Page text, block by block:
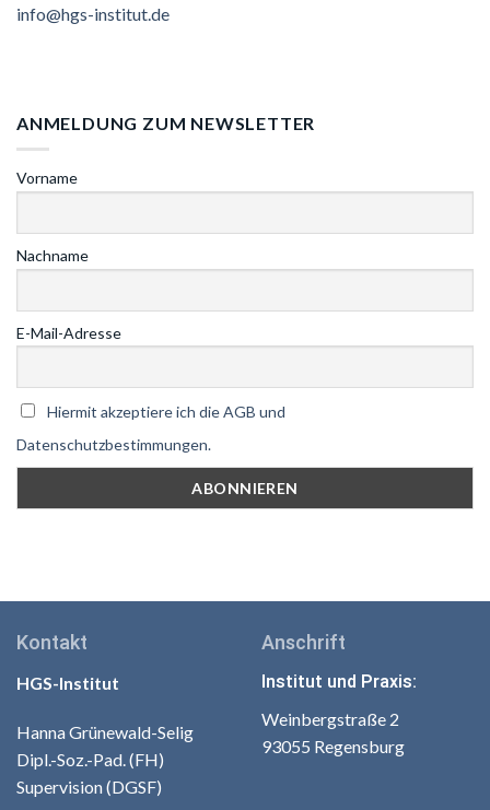
info@hgs-institut.de
ANMELDUNG ZUM NEWSLETTER
Vorname
Nachname
E-Mail-Adresse
Hiermit akzeptiere ich die AGB und
Datenschutzbestimmungen.
Kontakt
HGS-Institut
Hanna Grünewald-Selig
Dipl.-Soz.-Pad. (FH)
Supervision (DGSF)
Anschrift
Institut und Praxis:
Weinbergstraße 2
93055 Regensburg